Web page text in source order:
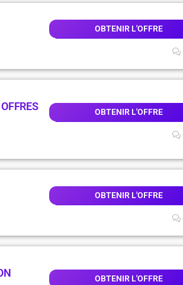
OBTENIR L'OFFRE
OBTENIR L'OFFRE
OBTENIR L'OFFRE
OBTENIR L'OFFRE